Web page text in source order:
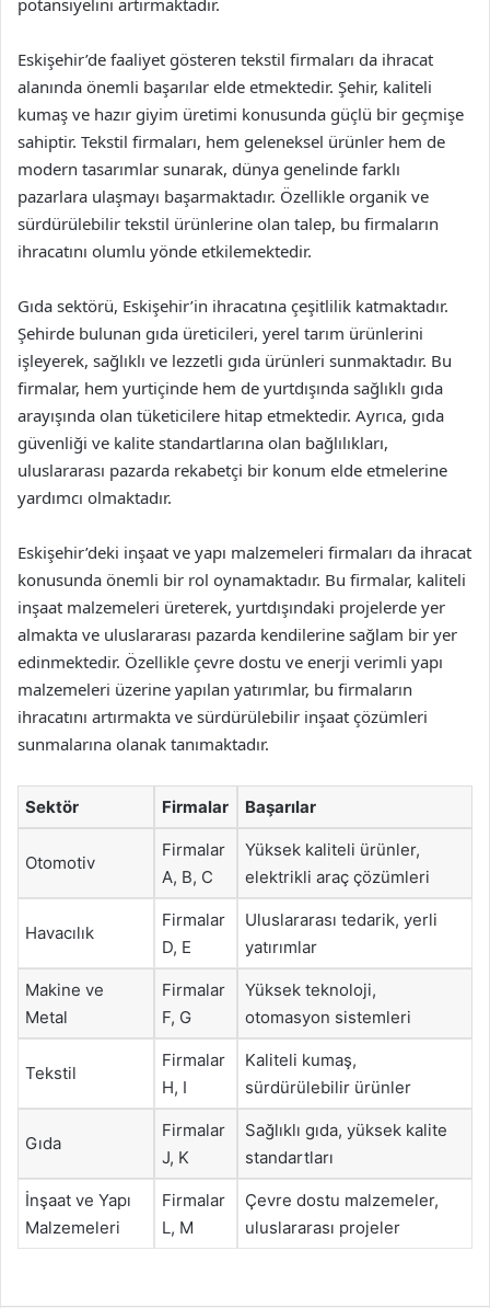
Eskişehir’de faaliyet gösteren tekstil firmaları da ihracat
alanında önemli başarılar elde etmektedir. Şehir, kaliteli
kumaş ve hazır giyim üretimi konusunda güçlü bir geçmişe
sahiptir. Tekstil firmaları, hem geleneksel ürünler hem de
modern tasarımlar sunarak, dünya genelinde farklı
pazarlara ulaşmayı başarmaktadır. Özellikle organik ve
sürdürülebilir tekstil ürünlerine olan talep, bu firmaların
ihracatını olumlu yönde etkilemektedir.
Gıda sektörü, Eskişehir’in ihracatına çeşitlilik katmaktadır.
Şehirde bulunan gıda üreticileri, yerel tarım ürünlerini
işleyerek, sağlıklı ve lezzetli gıda ürünleri sunmaktadır. Bu
firmalar, hem yurtiçinde hem de yurtdışında sağlıklı gıda
arayışında olan tüketicilere hitap etmektedir. Ayrıca, gıda
güvenliği ve kalite standartlarına olan bağlılıkları,
uluslararası pazarda rekabetçi bir konum elde etmelerine
yardımcı olmaktadır.
Eskişehir’deki inşaat ve yapı malzemeleri firmaları da ihracat
konusunda önemli bir rol oynamaktadır. Bu firmalar, kaliteli
inşaat malzemeleri üreterek, yurtdışındaki projelerde yer
almakta ve uluslararası pazarda kendilerine sağlam bir yer
edinmektedir. Özellikle çevre dostu ve enerji verimli yapı
malzemeleri üzerine yapılan yatırımlar, bu firmaların
ihracatını artırmakta ve sürdürülebilir inşaat çözümleri
sunmalarına olanak tanımaktadır.
Sektör Firmalar Başarılar
Otomotiv
Firmalar
A, B, C
Yüksek kaliteli ürünler,
elektrikli araç çözümleri
Havacılık
Firmalar
D, E
Uluslararası tedarik, yerli
yatırımlar
Makine ve
Metal
Firmalar
F, G
Yüksek teknoloji,
otomasyon sistemleri
Tekstil
Firmalar
H, I
Kaliteli kumaş,
sürdürülebilir ürünler
Gıda
Firmalar
J, K
Sağlıklı gıda, yüksek kalite
standartları
İnşaat ve Yapı
Malzemeleri
Firmalar
L, M
Çevre dostu malzemeler,
uluslararası projeler